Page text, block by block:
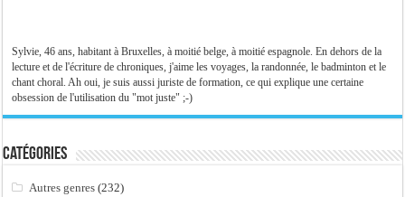
Sylvie, 46 ans, habitant à Bruxelles, à moitié belge, à moitié espagnole. En dehors de la
lecture et de l'écriture de chroniques, j'aime les voyages, la randonnée, le badminton et le
chant choral. Ah oui, je suis aussi juriste de formation, ce qui explique une certaine
obsession de l'utilisation du "mot juste" ;-)
Catégories
Autres genres (232)